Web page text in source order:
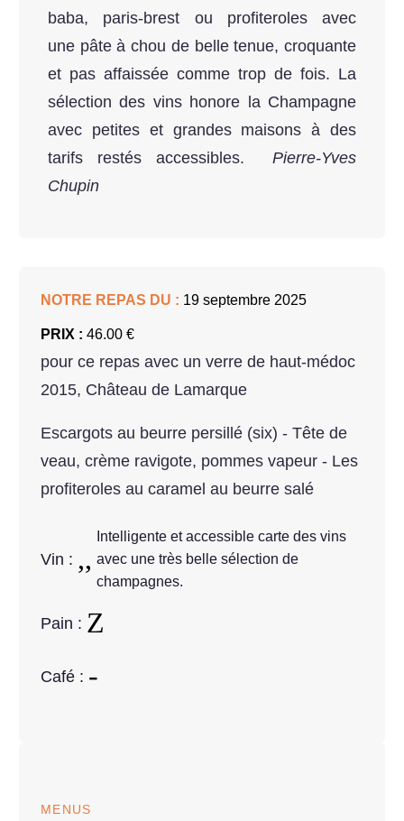
baba, paris-brest ou profiteroles avec
une pâte à chou de belle tenue, croquante
et pas affaissée comme trop de fois. La
sélection des vins honore la Champagne
avec petites et grandes maisons à des
tarifs restés accessibles. Pierre-Yves
Chupin
NOTRE REPAS DU : 19 septembre 2025
PRIX : 46.00 €
pour ce repas avec un verre de haut-médoc
2015, Château de Lamarque
Escargots au beurre persillé (six) - Tête de
veau, crème ravigote, pommes vapeur - Les
profiteroles au caramel au beurre salé
Vin :
Intelligente et accessible carte des vins
avec une très belle sélection de
champagnes.
Pain :
Café :
MENUS